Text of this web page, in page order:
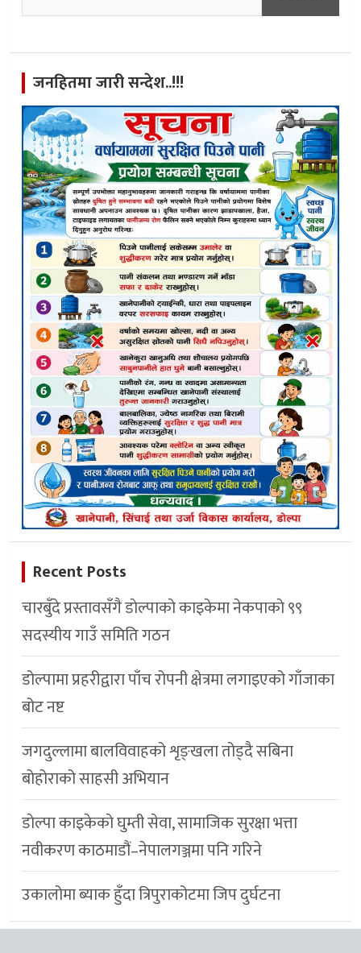
जनहितमा जारी सन्देश..!!!
Recent Posts
चारबुँदे प्रस्तावसँगै डाेल्पाकाे काइकेमा नेकपाकाे ९९
सदस्यीय गाउँ समिति गठन
डोल्पामा प्रहरीद्वारा पाँच रोपनी क्षेत्रमा लगाइएको गाँजाका
बोट नष्ट
जगदुल्लामा बालविवाहको शृङ्खला तोड्दै सबिना
बोहोराको साहसी अभियान
डाेल्पा काइकेकाे घुम्ती सेवा, सामाजिक सुरक्षा भत्ता
नवीकरण काठमाडौं–नेपालगञ्जमा पनि गरिने
उकालोमा ब्याक हुँदा त्रिपुराकोटमा जिप दुर्घटना